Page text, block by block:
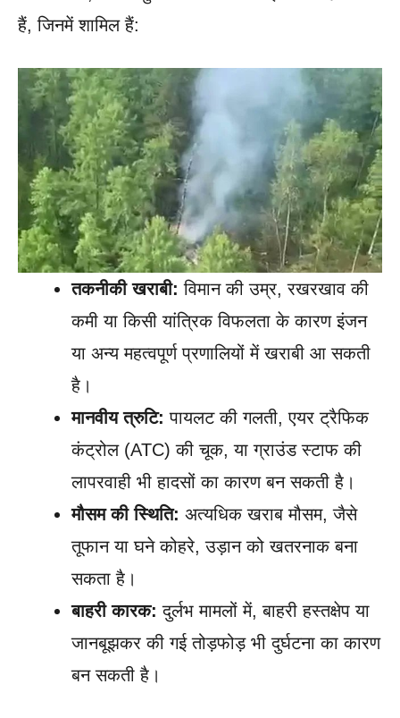
हैं, जिनमें शामिल हैं:
तकनीकी खराबी: विमान की उम्र, रखरखाव की
कमी या किसी यांत्रिक विफलता के कारण इंजन
या अन्य महत्वपूर्ण प्रणालियों में खराबी आ सकती
है।
मानवीय त्रुटि: पायलट की गलती, एयर ट्रैफिक
कंट्रोल (ATC) की चूक, या ग्राउंड स्टाफ की
लापरवाही भी हादसों का कारण बन सकती है।
मौसम की स्थिति: अत्यधिक खराब मौसम, जैसे
तूफान या घने कोहरे, उड़ान को खतरनाक बना
सकता है।
बाहरी कारक: दुर्लभ मामलों में, बाहरी हस्तक्षेप या
जानबूझकर की गई तोड़फोड़ भी दुर्घटना का कारण
बन सकती है।